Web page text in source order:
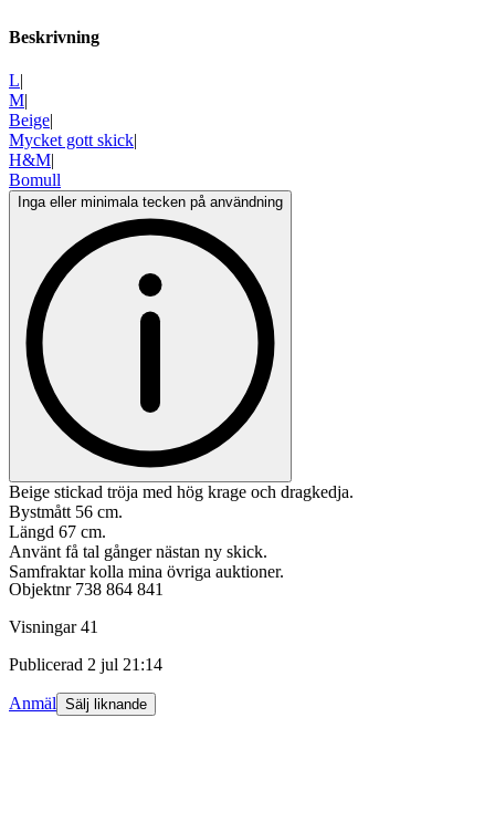
Beskrivning
L|
M|
Beige|
Mycket gott skick|
H&M|
Bomull
Inga eller minimala tecken på användning
Beige stickad tröja med hög krage och dragkedja.
Bystmått 56 cm.
Längd 67 cm.
Använt få tal gånger nästan ny skick.
Samfraktar kolla mina övriga auktioner.
Objektnr 738 864 841
Visningar 41
Publicerad 2 jul 21:14
Anmäl Sälj liknande